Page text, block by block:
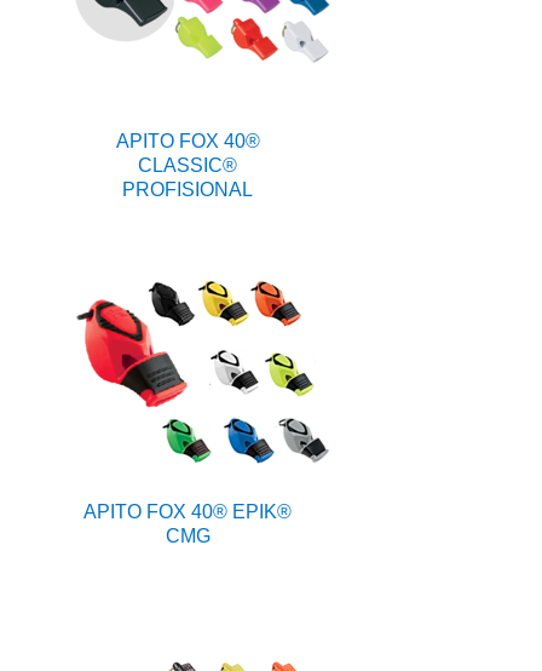
APITO FOX 40®
CLASSIC®
PROFISIONAL
APITO FOX 40® EPIK®
CMG